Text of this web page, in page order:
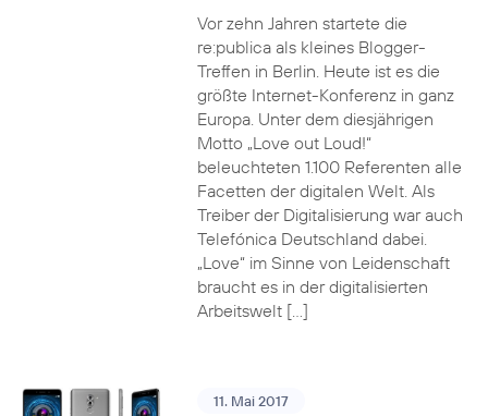
Vor zehn Jahren startete die
re:publica als kleines Blogger-
Treffen in Berlin. Heute ist es die
größte Internet-Konferenz in ganz
Europa. Unter dem diesjährigen
Motto „Love out Loud!“
beleuchteten 1.100 Referenten alle
Facetten der digitalen Welt. Als
Treiber der Digitalisierung war auch
Telefónica Deutschland dabei.
„Love“ im Sinne von Leidenschaft
braucht es in der digitalisierten
Arbeitswelt […]
11. Mai 2017